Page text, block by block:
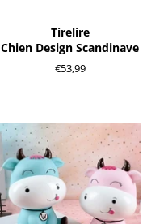
Tirelire
Chien Design Scandinave
Prix
€53,99